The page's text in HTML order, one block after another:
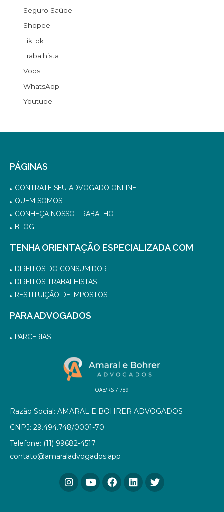
Seguro Saúde
Shopee
TikTok
Trabalhista
Voos
WhatsApp
Youtube
PÁGINAS
CONTRATE SEU ADVOGADO ONLINE
QUEM SOMOS
CONHEÇA NOSSO TRABALHO
BLOG
TENHA ORIENTAÇÃO ESPECIALIZADA COM
DIREITOS DO CONSUMIDOR
DIREITOS TRABALHISTAS
RESTITUIÇÃO DE IMPOSTOS
PARA ADVOGADOS
PARCERIAS
OAB/RS 7.789
Razão Social: AMARAL E BOHRER ADVOGADOS
CNPJ: 29.494.748/0001-70
Telefone: (11) 99682-4517
contato@amaraladvogados.app